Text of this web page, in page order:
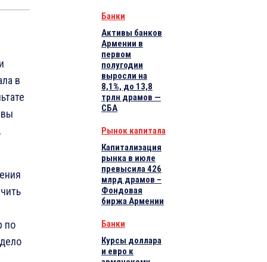
в
по
Банки
Активы банков
Армении в
первом
полугодии
выросли на
8,1%, до 13,8
трлн драмов —
СБА
Рынок капитала
Капитализация
рынка в июле
превысила 426
млрд драмов –
Фондовая
биржа Армении
Банки
Курсы доллара
и евро к